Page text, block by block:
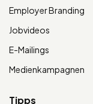
Employer Branding
Jobvideos
E-Mailings
Medienkampagnen
Tipps